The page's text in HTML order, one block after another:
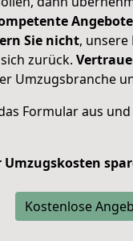
Angebote
Sie nicht, unsere
zurück.
Umzugsbranche
Formular aus und
Umzugskosten
Kostenlose